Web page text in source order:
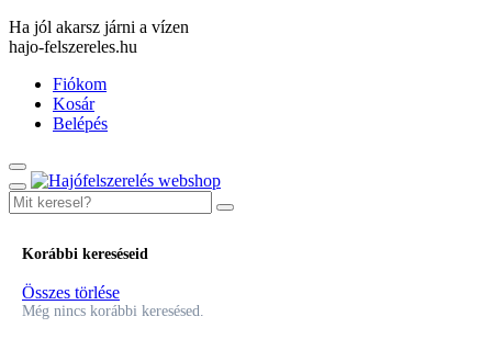
Ha jól akarsz járni a vízen
hajo-felszereles.hu
Fiókom
Kosár
Belépés
Korábbi kereséseid
Összes törlése
Még nincs korábbi keresésed.